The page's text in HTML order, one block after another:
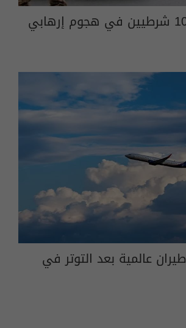
عالمية بعد التوتر في